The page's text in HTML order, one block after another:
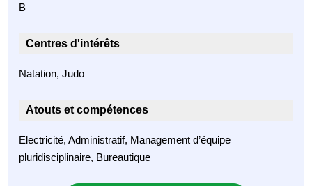
B
Centres d'intérêts
Natation, Judo
Atouts et compétences
Electricité, Administratif, Management d’équipe
pluridisciplinaire, Bureautique